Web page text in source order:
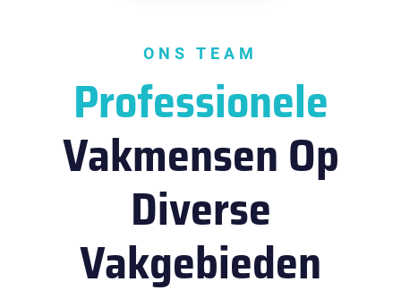
ONS TEAM
Professionele
Vakmensen Op
Diverse
Vakgebieden